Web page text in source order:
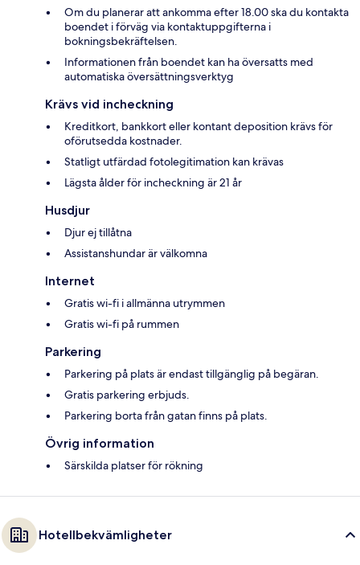
Om du planerar att ankomma efter 18.00 ska du kontakta
boendet i förväg via kontaktuppgifterna i
bokningsbekräftelsen.
Informationen från boendet kan ha översatts med
automatiska översättningsverktyg
Krävs vid incheckning
Kreditkort, bankkort eller kontant deposition krävs för
oförutsedda kostnader.
Statligt utfärdad fotolegitimation kan krävas
Lägsta ålder för incheckning är 21 år
Husdjur
Djur ej tillåtna
Assistanshundar är välkomna
Internet
Gratis wi-fi i allmänna utrymmen
Gratis wi-fi på rummen
Parkering
Parkering på plats är endast tillgänglig på begäran.
Gratis parkering erbjuds.
Parkering borta från gatan finns på plats.
Övrig information
Särskilda platser för rökning
Hotellbekvämligheter